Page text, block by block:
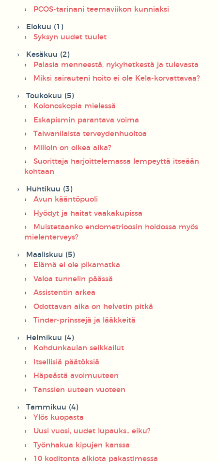
PCOS-tarinani teemaviikon kunniaksi
Elokuu (1)
Syksyn uudet tuulet
Kesäkuu (2)
Palasia menneestä, nykyhetkestä ja tulevasta
Miksi sairauteni hoito ei ole Kela-korvattavaa?
Toukokuu (5)
Kolonoskopia mielessä
Eskapismin parantava voima
Taiwanilaista terveydenhuoltoa
Milloin on oikea aika?
Suorittaja harjoittelemassa lempeyttä itseään
kohtaan
Huhtikuu (3)
Avun kääntöpuoli
Hyödyt ja haitat vaakakupissa
Muistetaanko endometrioosin hoidossa myös
mielenterveys?
Maaliskuu (5)
Elämä ei ole pikamatka
Valoa tunnelin päässä
Assistentin arkea
Odottavan aika on helvetin pitkä
Tinder-prinssejä ja lääkkeitä
Helmikuu (4)
Kohdunkaulan seikkailut
Itsellisiä päätöksiä
Häpeästä avoimuuteen
Tanssien uuteen vuoteen
Tammikuu (4)
Ylös kuopasta
Uusi vuosi, uudet lupauks.. eiku?
Työnhakua kipujen kanssa
10 koditonta alkiota pakastimessa